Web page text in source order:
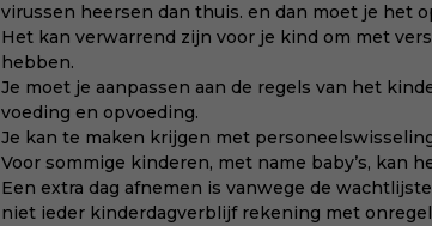
virussen heersen dan thuis. en dan moet je het
Het kan verwarrend zijn voor je kind om met
hebben.
Je moet je aanpassen aan de regels van het
voeding en opvoeding.
Je kan te maken krijgen met
Voor sommige kinderen, met name baby’s, kan
Een extra dag afnemen is vanwege de
niet ieder kinderdagverblijf rekening met